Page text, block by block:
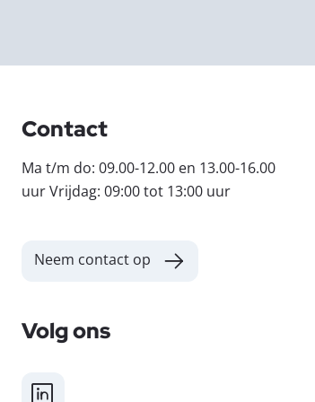
Contact
Ma t/m do: 09.00-12.00 en 13.00-16.00
uur Vrijdag: 09:00 tot 13:00 uur
Neem contact op
Volg ons
LinkedIn